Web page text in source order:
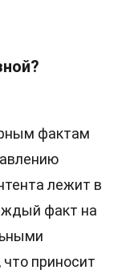
фактам
лежит в
факт на
приносит